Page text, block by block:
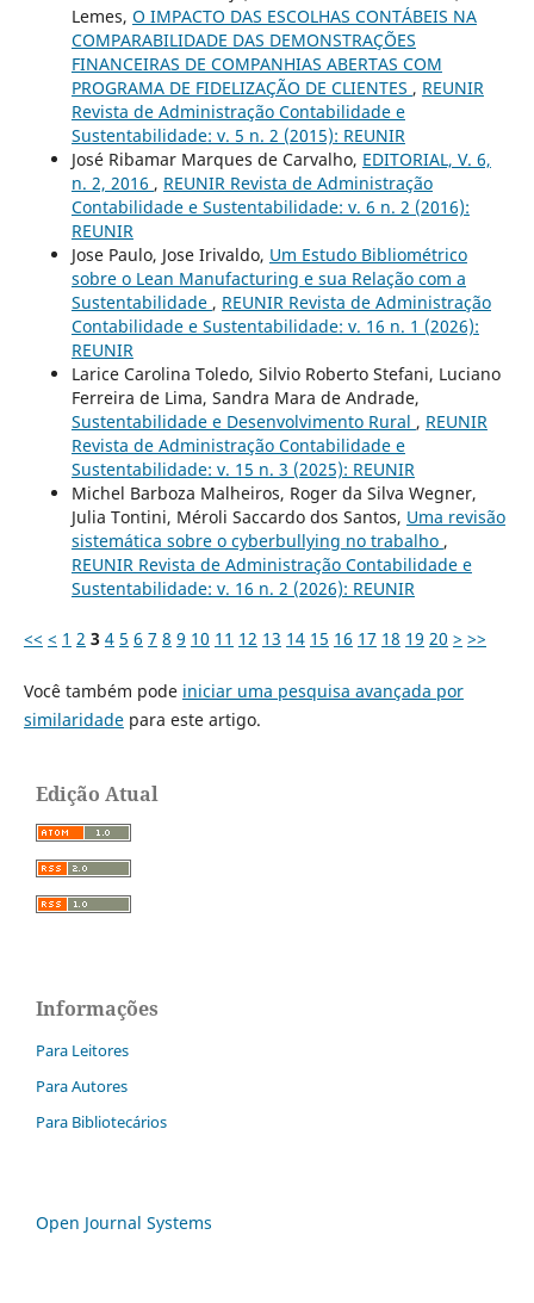
Lemes, O IMPACTO DAS ESCOLHAS CONTÁBEIS NA
COMPARABILIDADE DAS DEMONSTRAÇÕES
FINANCEIRAS DE COMPANHIAS ABERTAS COM
PROGRAMA DE FIDELIZAÇÃO DE CLIENTES , REUNIR
Revista de Administração Contabilidade e
Sustentabilidade: v. 5 n. 2 (2015): REUNIR
José Ribamar Marques de Carvalho, EDITORIAL, V. 6,
n. 2, 2016 , REUNIR Revista de Administração
Contabilidade e Sustentabilidade: v. 6 n. 2 (2016):
REUNIR
Jose Paulo, Jose Irivaldo, Um Estudo Bibliométrico
sobre o Lean Manufacturing e sua Relação com a
Sustentabilidade , REUNIR Revista de Administração
Contabilidade e Sustentabilidade: v. 16 n. 1 (2026):
REUNIR
Larice Carolina Toledo, Silvio Roberto Stefani, Luciano
Ferreira de Lima, Sandra Mara de Andrade,
Sustentabilidade e Desenvolvimento Rural , REUNIR
Revista de Administração Contabilidade e
Sustentabilidade: v. 15 n. 3 (2025): REUNIR
Michel Barboza Malheiros, Roger da Silva Wegner,
Julia Tontini, Méroli Saccardo dos Santos, Uma revisão
sistemática sobre o cyberbullying no trabalho ,
REUNIR Revista de Administração Contabilidade e
Sustentabilidade: v. 16 n. 2 (2026): REUNIR
<< < 1 2 3 4 5 6 7 8 9 10 11 12 13 14 15 16 17 18 19 20 > >>
Você também pode iniciar uma pesquisa avançada por
similaridadepara este artigo.
Edição Atual
Informações
Para Leitores
Para Autores
Para Bibliotecários
Open Journal Systems